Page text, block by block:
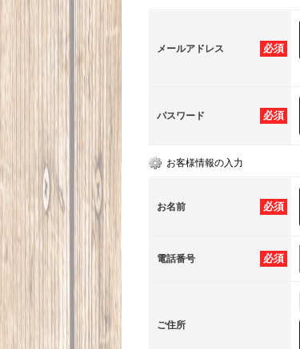
必須
メールアドレス
必須
パスワード
お客様情報の入力
必須
お名前
必須
電話番号
ご住所